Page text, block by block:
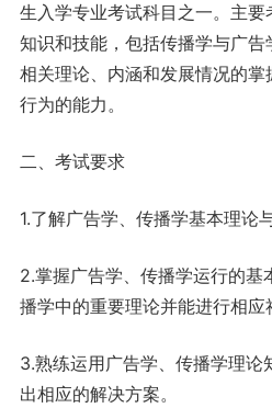
生入学专业考试科目之一。主
知识和技能，包括传播学与广
相关理论、内涵和发展情况的
行为的能力。
二、考试要求
1.了解广告学、传播学基本理论
2.掌握广告学、传播学运行的基
播学中的重要理论并能进行相应
3.熟练运用广告学、传播学理论
出相应的解决方案。